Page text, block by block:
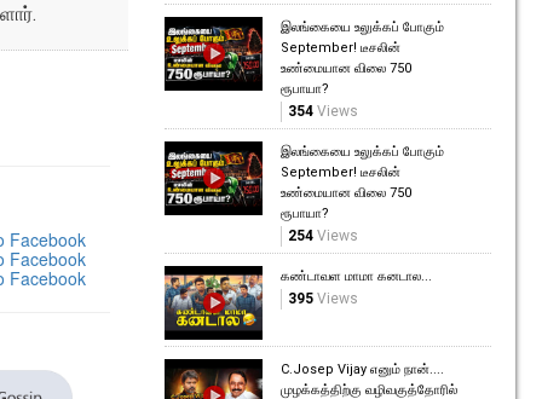
இலங்கையை உலுக்கப் போகும்
September! டீசலின்
உண்மையான விலை 750
ரூபாயா?
354 Views
இலங்கையை உலுக்கப் போகும்
September! டீசலின்
உண்மையான விலை 750
ரூபாயா?
254 Views
கண்டாவள மாமா கனடால...
395 Views
C.Josep Vijay எனும் நான்....
முழக்கத்திற்கு வழிவகுத்தோரில்